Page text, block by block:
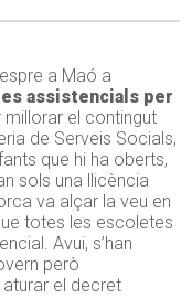
a Maó a
assistencials per
millorar el contingut
de Serveis Socials,
que hi ha oberts,
sols una llicència
va alçar la veu en
totes les escoletes
Avui, s’han
però
el decret